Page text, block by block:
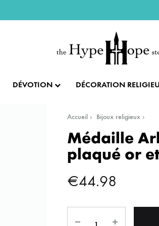
AUTRES
DÉVOTION
FÊTES ET LITURGIE
💝 SAINT VALENTIN
✝️ PÂQUES ET SEMAINE SAINTE
DÉCORATION
Accueil Bijoux religieux
Médaille
plaqué or
€44.98